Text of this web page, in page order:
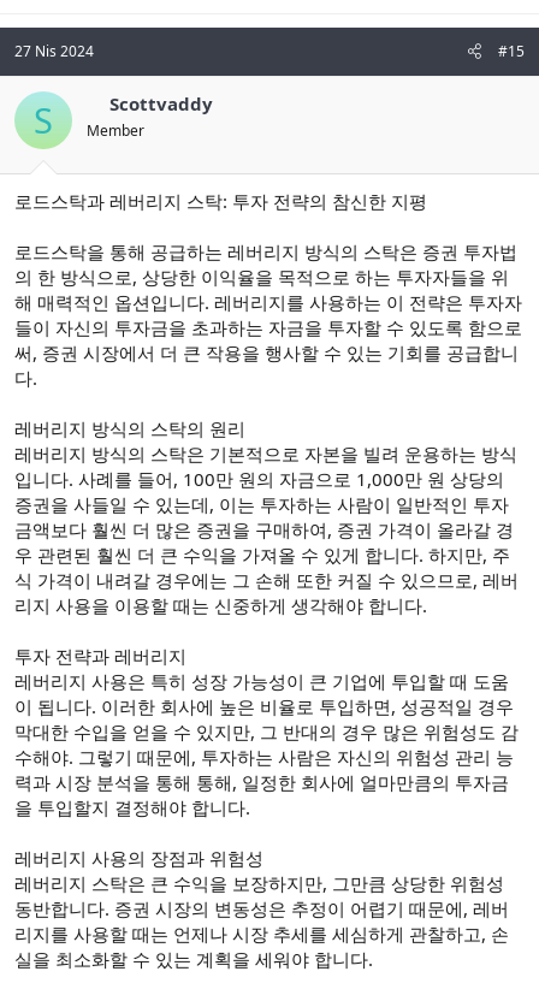
27 Nis 2024 #15
S Scottvaddy
Member
로드스탁과 레버리지 스탁: 투자 전략의 참신한 지평
로드스탁을 통해 공급하는 레버리지 방식의 스탁은 증권 투자법
의 한 방식으로, 상당한 이익율을 목적으로 하는 투자자들을 위
해 매력적인 옵션입니다. 레버리지를 사용하는 이 전략은 투자자
들이 자신의 투자금을 초과하는 자금을 투자할 수 있도록 함으로
써, 증권 시장에서 더 큰 작용을 행사할 수 있는 기회를 공급합니
다.
레버리지 방식의 스탁의 원리
레버리지 방식의 스탁은 기본적으로 자본을 빌려 운용하는 방식
입니다. 사례를 들어, 100만 원의 자금으로 1,000만 원 상당의
증권을 사들일 수 있는데, 이는 투자하는 사람이 일반적인 투자
금액보다 훨씬 더 많은 증권을 구매하여, 증권 가격이 올라갈 경
우 관련된 훨씬 더 큰 수익을 가져올 수 있게 합니다. 하지만, 주
식 가격이 내려갈 경우에는 그 손해 또한 커질 수 있으므로, 레버
리지 사용을 이용할 때는 신중하게 생각해야 합니다.
투자 전략과 레버리지
레버리지 사용은 특히 성장 가능성이 큰 기업에 투입할 때 도움
이 됩니다. 이러한 회사에 높은 비율로 투입하면, 성공적일 경우
막대한 수입을 얻을 수 있지만, 그 반대의 경우 많은 위험성도 감
수해야. 그렇기 때문에, 투자하는 사람은 자신의 위험성 관리 능
력과 시장 분석을 통해 통해, 일정한 회사에 얼마만큼의 투자금
을 투입할지 결정해야 합니다.
레버리지 사용의 장점과 위험성
레버리지 스탁은 큰 수익을 보장하지만, 그만큼 상당한 위험성
동반합니다. 증권 시장의 변동성은 추정이 어렵기 때문에, 레버
리지를 사용할 때는 언제나 시장 추세를 세심하게 관찰하고, 손
실을 최소화할 수 있는 계획을 세워야 합니다.